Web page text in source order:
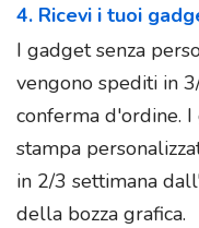
4. Ricevi i tuoi
I gadget senza
vengono spediti in
conferma d'ordine.
stampa
in 2/3 settimana
della bozza grafica.